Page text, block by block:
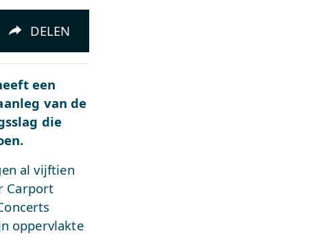
DELEN
een
van de
die
al vijftien
Carport
oppervlakte